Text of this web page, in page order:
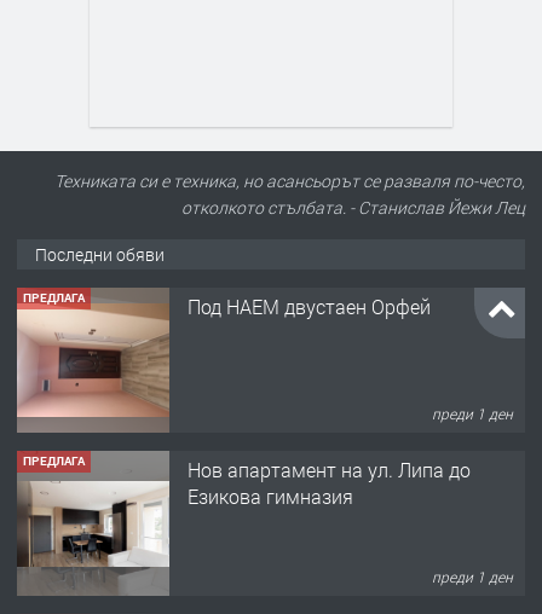
Техниката си е техника, но асансьорът се разваля по-често,
отколкото стълбата. - Станислав Йежи Лец
Последни обяви
ПРЕДЛАГА Под НАЕМ двустаен Орфей
преди 1 ден
ПРЕДЛАГА
Нов апартамент на ул. Липа до
Езикова гимназия
преди 1 ден